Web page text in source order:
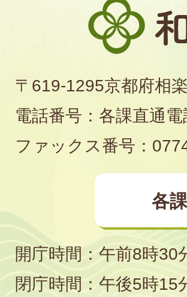
和
束
役
場
〒619-1295京都府相
電話番号：各課直通
ファックス番号：
各
開庁時間：午前8時30
閉庁時間：午後5時15